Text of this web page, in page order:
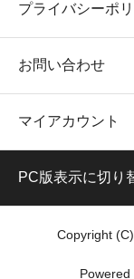
プライバシーポ
お問い合わせ
マイアカウント
PC版表示に切り
Copyright
Powered